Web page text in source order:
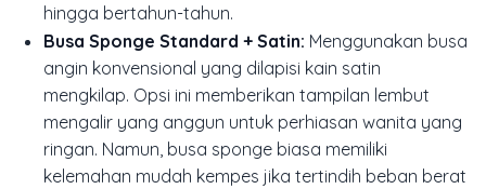
hingga bertahun-tahun.
Busa Sponge Standard + Satin: Menggunakan busa
angin konvensional yang dilapisi kain satin
mengkilap. Opsi ini memberikan tampilan lembut
mengalir yang anggun untuk perhiasan wanita yang
ringan. Namun, busa sponge biasa memiliki
kelemahan mudah kempes jika tertindih beban berat